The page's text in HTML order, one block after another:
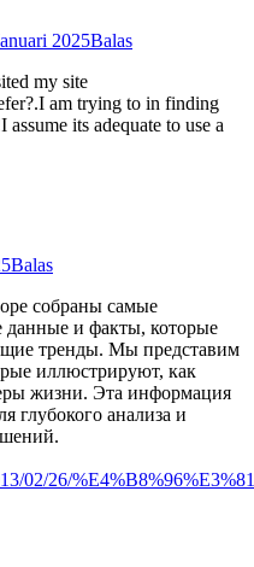
2025Balas
my site
am trying to in finding
its adequate to use a
Balas
собраны самые
данные и факты, которые
тренды. Мы представим
иллюстрируют, как
жизни. Эта информация
глубокого анализа и
02/26/